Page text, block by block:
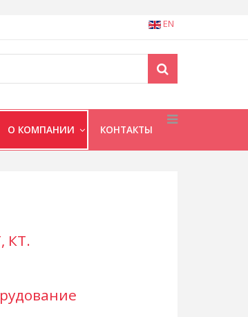
EN
О КОМПАНИИ КОНТАКТЫ
КТ.